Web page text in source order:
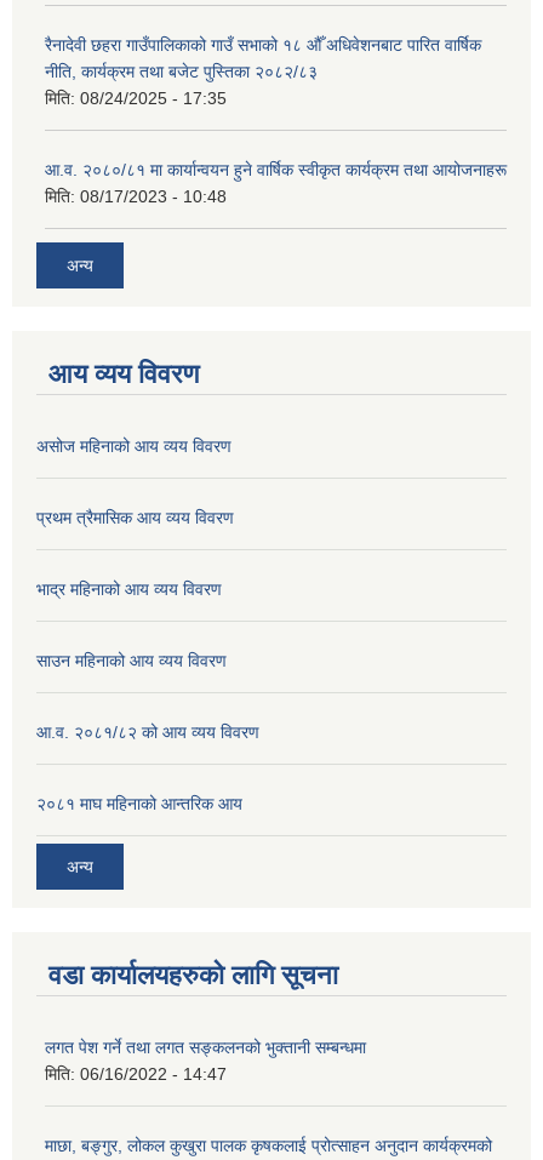
रैनादेवी छहरा गाउँपालिकाको गाउँ सभाको १८ औँ अधिवेशनबाट पारित वार्षिक
नीति, कार्यक्रम तथा बजेट पुस्तिका २०८२/८३
मिति: 08/24/2025 - 17:35
आ.व. २०८०/८१ मा कार्यान्वयन हुने वार्षिक स्वीकृत कार्यक्रम तथा आयोजनाहरू
मिति: 08/17/2023 - 10:48
अन्य
आय व्यय विवरण
असोज महिनाको आय व्यय विवरण
प्रथम त्रैमासिक आय व्यय विवरण
भाद्र महिनाको आय व्यय विवरण
साउन महिनाको आय व्यय विवरण
आ.व. २०८१/८२ को आय व्यय विवरण
२०८१ माघ महिनाको आन्तरिक आय
अन्य
वडा कार्यालयहरुको लागि सूचना
लगत पेश गर्ने तथा लगत सङ्कलनको भुक्तानी सम्बन्धमा
मिति: 06/16/2022 - 14:47
माछा, बङ्गुर, लोकल कुखुरा पालक कृषकलाई प्रोत्साहन अनुदान कार्यक्रमको